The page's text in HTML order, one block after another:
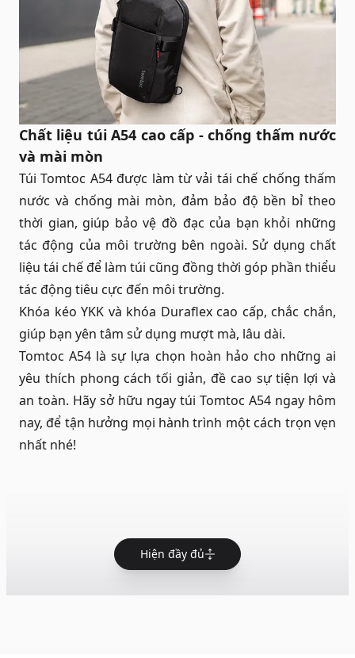
Chất liệu túiA54 cao cấp - chống thấm nước
và mài mòn
Túi Tomtoc A54 được làm từ vải tái chế chống thấm
nước và chống mài mòn, đảm bảo độ bền bỉ theo
thời gian, giúp bảo vệ đồ đạc của bạn khỏi những
tác động của môi trường bên ngoài. Sử dụng chất
liệu tái chế để làm túi cũng đồng thời góp phần thiểu
tác động tiêu cực đến môi trường.
Khóa kéo YKK và khóa Duraflex cao cấp, chắc chắn,
giúp bạn yên tâm sử dụng mượt mà, lâu dài.
Tomtoc A54 là sự lựa chọn hoàn hảo cho những ai
yêu thích phong cách tối giản, đề cao sự tiện lợi và
an toàn. Hãy sở hữu ngay túi Tomtoc A54 ngay hôm
nay, để tận hưởng mọi hành trình một cách trọn vẹn
nhất nhé!
Hiện đầy đủ